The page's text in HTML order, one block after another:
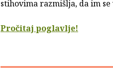
stihovima razmišlja, da im
Pročitaj poglavlje!